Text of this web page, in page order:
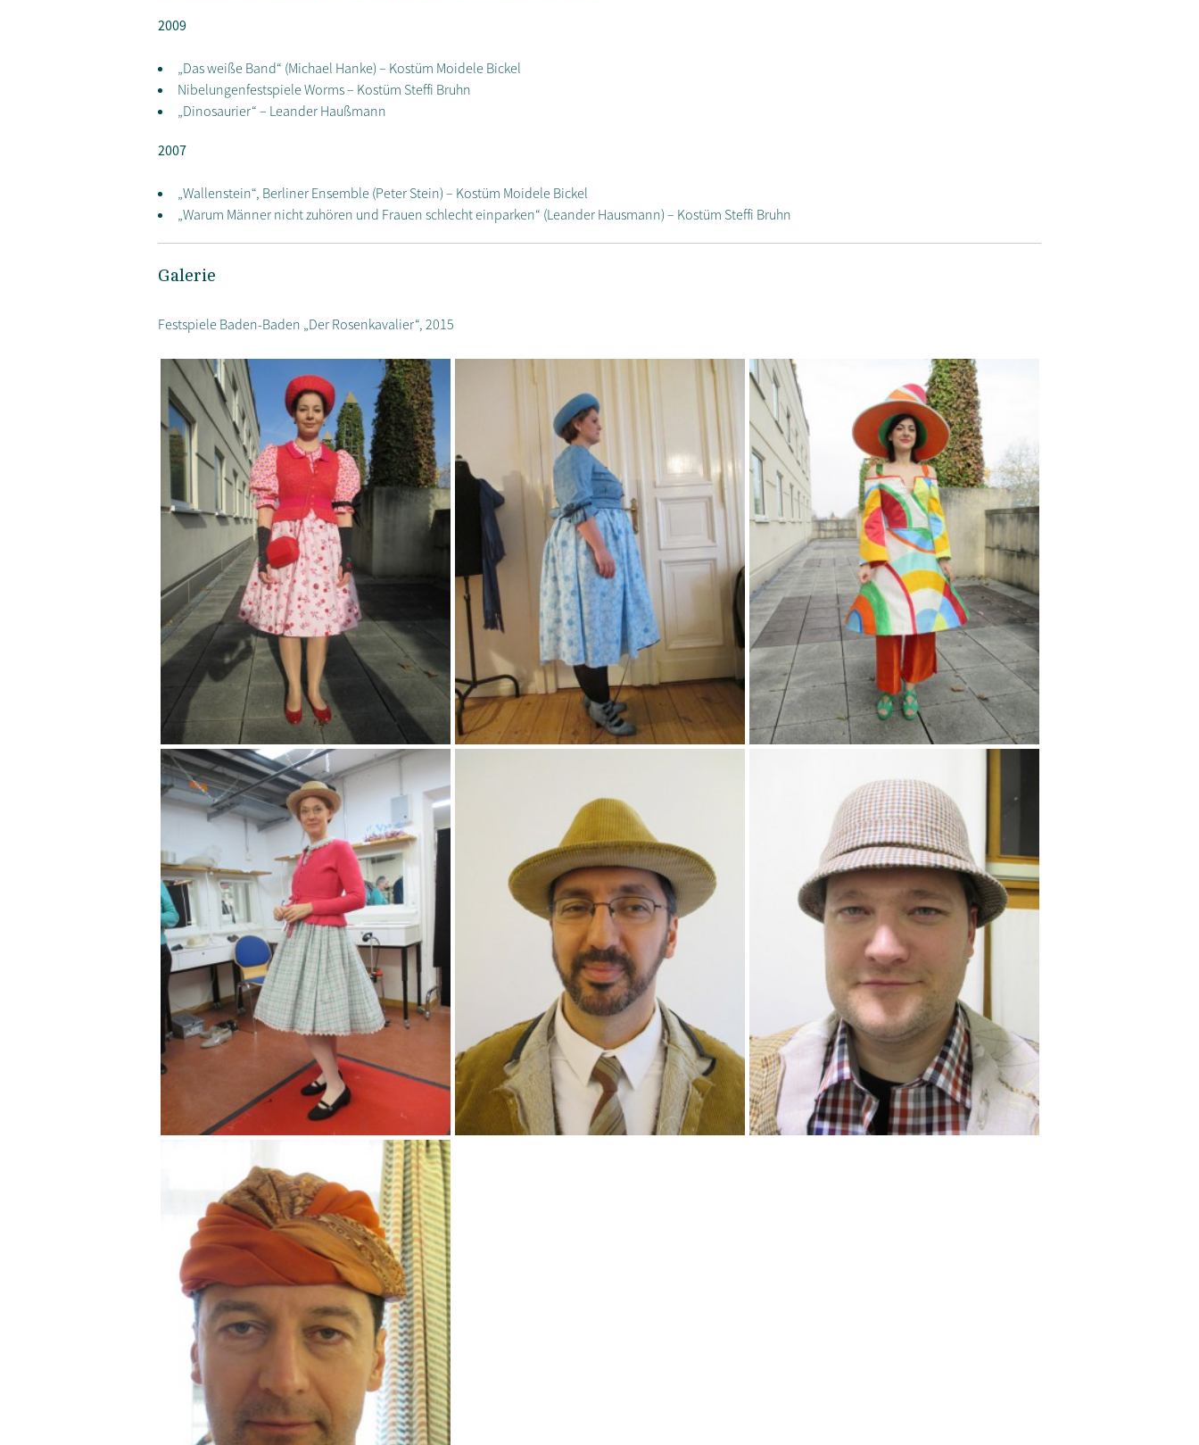
2009
„Das weiße Band“ (Michael Hanke) – Kostüm Moidele Bickel
Nibelungenfestspiele Worms – Kostüm Steffi Bruhn
„Dinosaurier“ – Leander Haußmann
2007
„Wallenstein“, Berliner Ensemble (Peter Stein) – Kostüm Moidele Bickel
„Warum Männer nicht zuhören und Frauen schlecht einparken“ (Leander Hausmann) – Kostüm Steffi Bruhn
Galerie
Festspiele Baden-Baden „Der Rosenkavalier“, 2015